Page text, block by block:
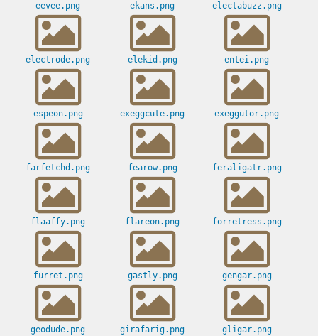
eevee.png ekans.png electabuzz.png
electrode.png elekid.png entei.png
espeon.png exeggcute.png exeggutor.png
farfetchd.png fearow.png feraligatr.png
flaaffy.png flareon.png forretress.png
furret.png gastly.png gengar.png
geodude.png girafarig.png gligar.png